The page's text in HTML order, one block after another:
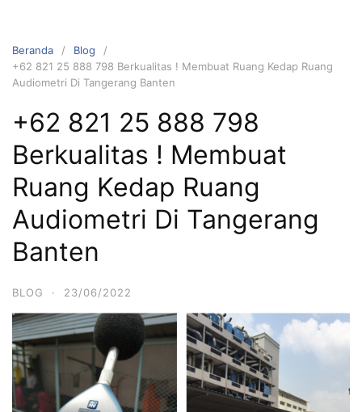
Beranda
Blog
+62 821 25 888 798 Berkualitas ! Membuat Ruang Kedap Ruang
Audiometri Di Tangerang Banten
+62 821 25 888 798
Berkualitas ! Membuat
Ruang Kedap Ruang
Audiometri Di Tangerang
Banten
BLOG · 23/06/2022